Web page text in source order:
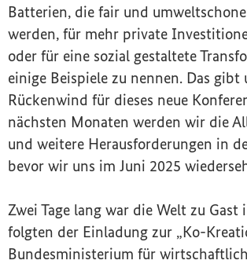
Batterien, die fair und
werden, für mehr private
oder für eine sozial gestaltete
einige Beispiele zu nennen. Das gibt
Rückenwind für dieses neue
nächsten Monaten werden wir die
und weitere Herausforderungen in
bevor wir uns im Juni 2025
Zwei Tage lang war die Welt zu
folgten der Einladung zur „Ko-
Bundesministerium für